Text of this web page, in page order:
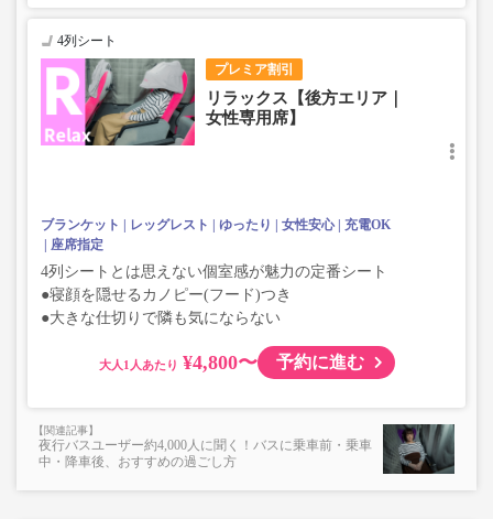
プレミア割引
4列シート
リラックス【後方エリア｜
女性専用席】
ブランケット レッグレスト ゆったり 女性安心
充電OK
座席指定
4列シートとは思えない個室感が魅力の定番シート
●寝顔を隠せるカノピー(フード)つき
●大きな仕切りで隣も気にならない
大人 ¥4,800〜 予約に進む
夜行バスユーザー約4,000人に聞く！バスに乗車前・乗車
中・降車後、おすすめの過ごし方